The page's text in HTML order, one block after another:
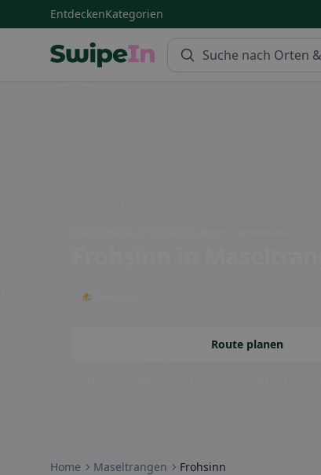
EntdeckenKategorien
🌤 Terrasse
Route planen
Home Maseltrangen Frohsinn